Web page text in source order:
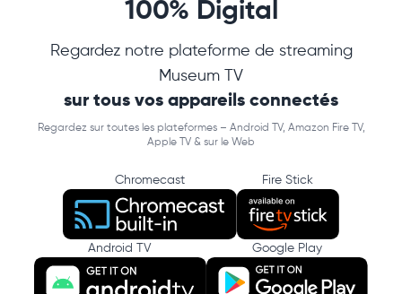
100% Digital
Regardez notre plateforme de streaming
Museum TV
sur tous vos appareils connectés
Regardez sur toutes les plateformes – Android TV, Amazon Fire TV,
Apple TV & sur le Web
Chromecast Fire Stick
Android TV Google Play